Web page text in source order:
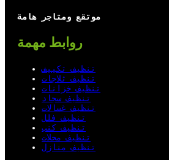
موتقع ومتاجر هامة
روابط مهمة
تنظيف تكييف
تنظيف ثلاجات
تنظيف خزانات
تنظيف سجاد
تنظيف غسالات
تنظيف فلل
تنظيف كنب
تنظيف محلات
تنظيف منازل